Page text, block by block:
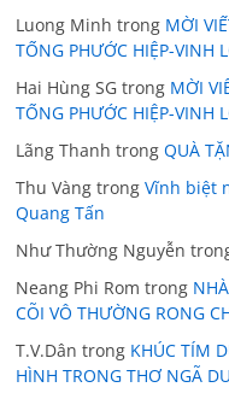
Luong Minh trong MỜI
TỐNG PHƯỚC HIỆP-VINH
Hai Hùng SG trong MỜI
TỐNG PHƯỚC HIỆP-VINH
Lãng Thanh trongQUÀ
Thu Vàng trongVĩnh biệt
Quang Tấn
Như Thường Nguyễn
Neang Phi Rom trong
CÕI VÔ THƯỜNG RONG
T.V.Dân trong KHÚC TÍM
HÌNH TRONG THƠ NGÃ